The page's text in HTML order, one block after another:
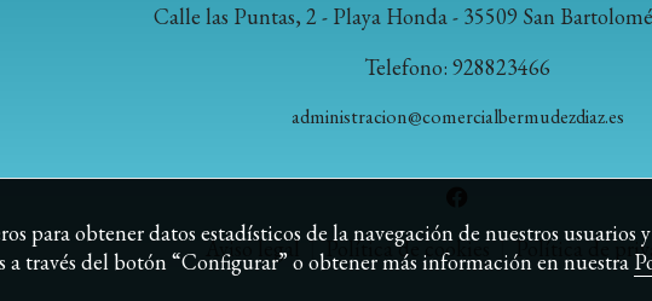
Calle las Puntas, 2 - Playa Honda - 35509 San
Telefono: 928823466
administracion@comercialbermudezdiaz.es
Aviso legal | Política de cookies| Política de
para obtener datos estadísticos de la navegación de nuestros usuarios
a través del botón “Configurar” o obtener más información en nuestra